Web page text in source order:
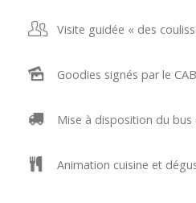
Visite guidée « des
Goodies signés par le CAB
Mise à disposition du bus
Animation cuisine et